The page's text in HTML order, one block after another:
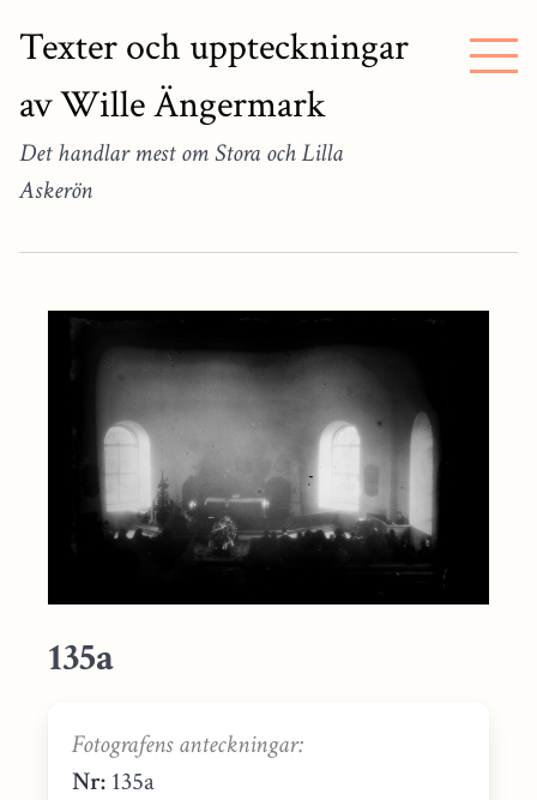
Texter och uppteckningar
av Wille Ängermark
Det handlar mest om Stora och Lilla
Askerön
135a
Fotografens anteckningar:
Nr: 135a